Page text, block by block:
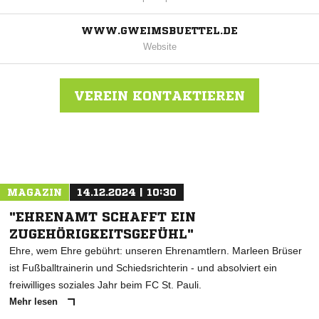
WWW.GWEIMSBUETTEL.DE
Website
VEREIN KONTAKTIEREN
MAGAZIN 14.12.2024 | 10:30
"EHRENAMT SCHAFFT EIN
ZUGEHÖRIGKEITSGEFÜHL"
Ehre, wem Ehre gebührt: unseren Ehrenamtlern. Marleen Brüser
ist Fußballtrainerin und Schiedsrichterin - und absolviert ein
freiwilliges soziales Jahr beim FC St. Pauli.
Mehr lesen